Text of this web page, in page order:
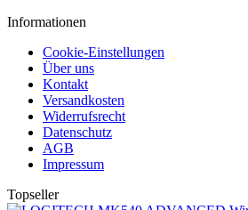
Informationen
Cookie-Einstellungen
Über uns
Kontakt
Versandkosten
Widerrufsrecht
Datenschutz
AGB
Impressum
Topseller